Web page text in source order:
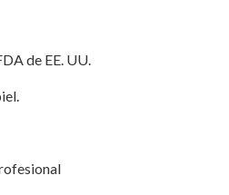
de EE. UU.